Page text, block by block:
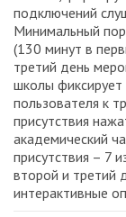
подключений
Минимальный
(130 минут в
третий день
школы
пользователя к
присутствия
академический
присутствия – 7
второй и третий
интерактивные